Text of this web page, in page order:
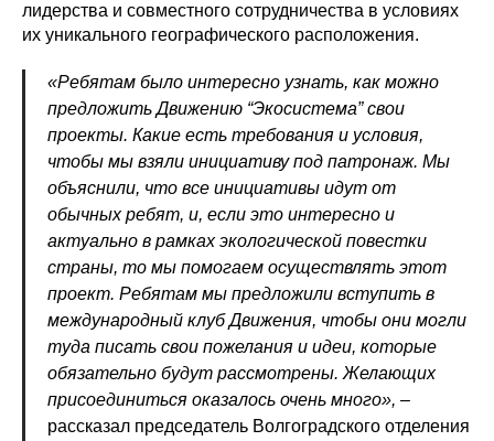
лидерства и совместного сотрудничества в условиях
их уникального географического расположения.
«Ребятам было интересно узнать, как можно
предложить Движению “Экосистема” свои
проекты. Какие есть требования и условия,
чтобы мы взяли инициативу под патронаж. Мы
объяснили, что все инициативы идут от
обычных ребят, и, если это интересно и
актуально в рамках экологической повестки
страны, то мы помогаем осуществлять этот
проект. Ребятам мы предложили вступить в
международный клуб Движения, чтобы они могли
туда писать свои пожелания и идеи, которые
обязательно будут рассмотрены. Желающих
присоединиться оказалось очень много», –
рассказал председатель Волгоградского отделения